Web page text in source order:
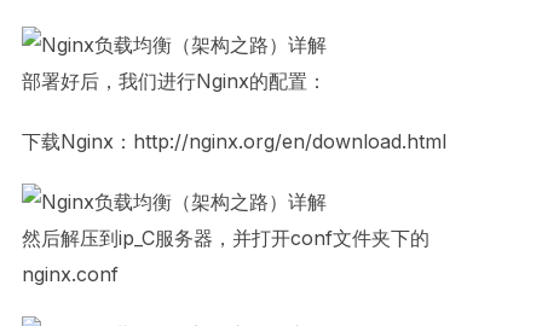
部署好后，我们进行Nginx的配置：
下载Nginx：http://nginx.org/en/download.html
然后解压到ip_C服务器，并打开conf文件夹下的
nginx.conf